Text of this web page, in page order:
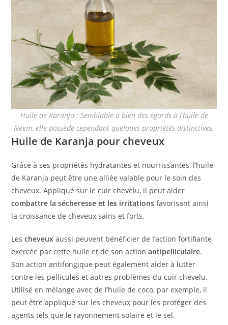
Huile de Karanja : Semblable à bien des égards à l’huile de
Neem, elle possède cependant quelques propriétés distinctives.
Huile de Karanja pour cheveux
Grâce à ses propriétés hydratantes et nourrissantes, l’huile
de Karanja peut être une alliée valable pour le soin des
cheveux. Appliqué sur le cuir chevelu, il peut aider
combattre la sécheresse et les irritationsfavorisant ainsi
la croissance de cheveux sains et forts.
Lescheveux aussi peuvent bénéficier de l’action fortifiante
exercée par cette huile et de son actionantipelliculaire.
Son action antifongique peut également aider à lutter
contre les pellicules et autres problèmes du cuir chevelu.
Utilisé en mélange avec de l’huile de coco, par exemple, il
peut être appliqué sur les cheveux pour les protéger des
agents tels que le rayonnement solaire et le sel.